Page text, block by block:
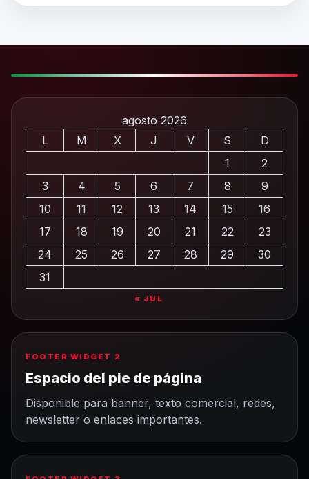
agosto 2026
L
M X J V S
D
1
2
3
4 5 6 7 8
9
10
11 12 13 14 15
16
17
18 19 20 21 22
23
24
25 26 27 28 29
30
31
« JUL
FOOTER WIDGET 2
Espacio del pie de página
Disponible para banner, texto comercial, redes,
newsletter o enlaces importantes.